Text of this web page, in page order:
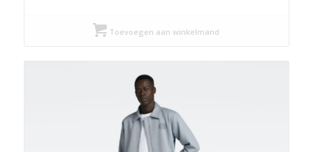
Toevoegen aan winkelmand